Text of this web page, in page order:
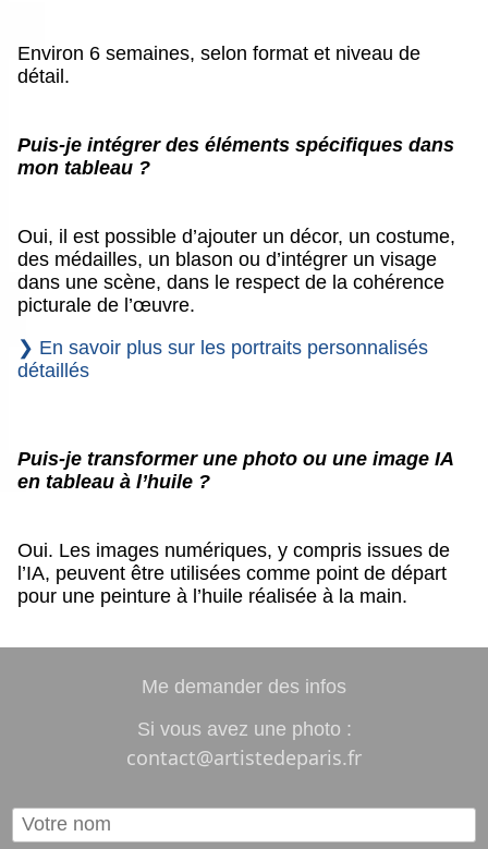
Environ 6 semaines, selon format et niveau de
détail.
Puis-je intégrer des éléments spécifiques dans
mon tableau ?
Oui, il est possible d’ajouter un décor, un costume,
des médailles, un blason ou d’intégrer un visage
dans une scène, dans le respect de la cohérence
picturale de l’œuvre.
❯ En savoir plus sur les portraits personnalisés
détaillés
Puis-je transformer une photo ou une image IA
en tableau à l’huile ?
Oui. Les images numériques, y compris issues de
l’IA, peuvent être utilisées comme point de départ
pour une peinture à l’huile réalisée à la main.
Me demander des infos
Si vous avez une photo :
contact@artistedeparis.fr